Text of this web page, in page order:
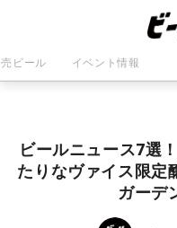
ビール イベント情報
ビールニュース7選
たりなヴァイス限定
ガーデ